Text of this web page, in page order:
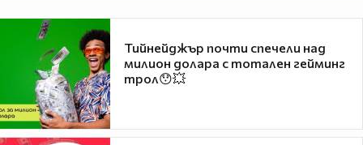
Тийнейджър почти спечели над
милион долара с тотален гейминг
трол😯💥